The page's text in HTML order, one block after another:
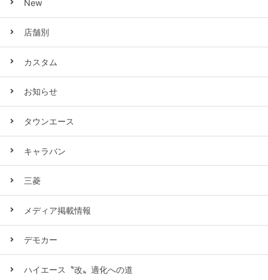
New
店舗別
カスタム
お知らせ
タウンエース
キャラバン
三菱
メディア掲載情報
デモカー
ハイエース〝改〟適化への道